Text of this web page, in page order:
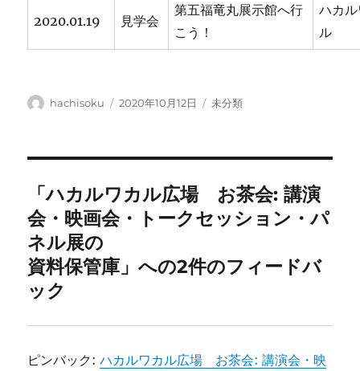
2020.01.19 見学会
第五福竜丸展示館へ行
こう！
ハカ
ル
投
hachisoku
投
2020年10月12日
カ
未分類
「ハカルワカル広場 お茶会: 講演
会・映画会・トークセッション・パ
ネル展の
資料保管庫」への2件のフィードバ
ック
ピンバック:ハカルワカル広場 お茶会: 講演会・映